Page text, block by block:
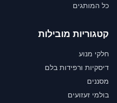
כל המותגים
קטגוריות מובילות
חלקי מנוע
דיסקיות ורפידות בלם
מסננים
בולמי זעזועים